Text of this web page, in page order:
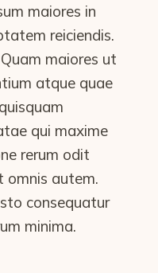
maiores in
reiciendis.
maiores ut
atque quae
qui maxime
rerum odit
omnis autem.
consequatur
minima.